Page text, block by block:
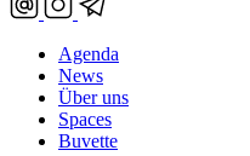
Agenda
News
Über uns
Spaces
Buvette